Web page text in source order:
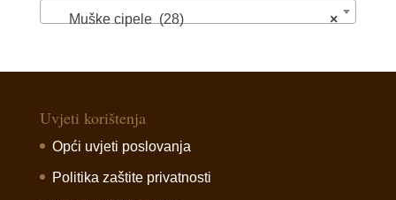
×
Muške cipele (28)
Uvjeti korištenja
Opći uvjeti poslovanja
Politika zaštite privatnosti